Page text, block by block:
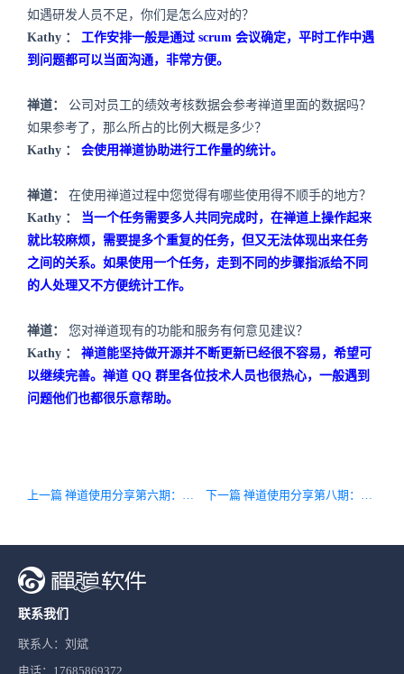
如遇研发人员不足，你们是怎么应对的？
Kathy ： 工作安排一般是通过 scrum 会议确定，平时工作中遇
到问题都可以当面沟通，非常方便。
禅道：
公司对员工的绩效考核数据会参考禅道里面的数据吗？
如果参考了，那么所占的比例大概是多少？
Kathy ： 会使用禅道协助进行工作量的统计。
禅道：
在使用禅道过程中您觉得有哪些使用得不顺手的地方？
Kathy ：
当一个任务需要多人共同完成时，在禅道上操作起来
就比较麻烦，需要提多个重复的任务，但又无法体现出来任务
之间的关系。如果使用一个任务，走到不同的步骤指派给不同
的人处理又不方便统计工作。
禅道：
您对禅道现有的功能和服务有何意见建议？
Kathy ：
禅道能坚持做开源并不断更新已经很不容易，希望可
以继续完善。禅道 QQ 群里各位技术人员也很热心，一般遇到
问题他们也都很乐意帮助。
上一篇 禅道使用分享第六期：测试主管的禅道使用心得 下一篇 禅道使用分享第八期：创维软件开发团队畅谈专业版
联系我们
联系人：刘斌
电话：17685869372